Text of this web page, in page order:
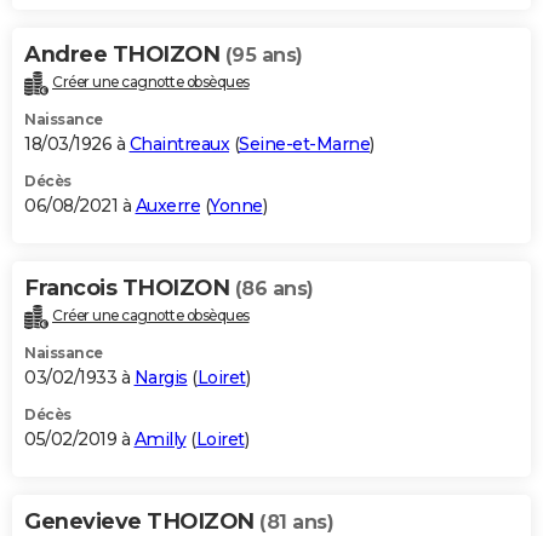
Bricolage
Lifestyle
Culture
Sport
Auto
Television
Voyage
Cinema
Andree THOIZON (95 ans)
Créer une cagnotte obsèques
Naissance
18/03/1926 à Chaintreaux(Seine-et-Marne)
Décès
06/08/2021 à Auxerre (Yonne)
Francois THOIZON (86 ans)
Créer une cagnotte obsèques
Naissance
03/02/1933 à Nargis (Loiret)
Décès
05/02/2019 à Amilly(Loiret)
Genevieve THOIZON (81 ans)